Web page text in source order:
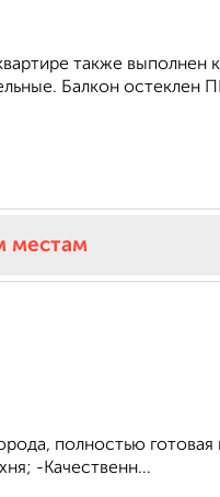
также выполнен
Балкон остеклен
местам
полностью
-Качественн...